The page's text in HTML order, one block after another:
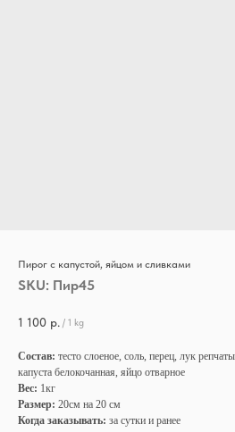
Пирог с капустой, яйцом и сливками
SKU: Пир45
1 100 р. / 1 kg
Состав: тесто слоеное, соль, перец, лук
капуста белокочанная, яйцо отварное
Вес: 1кг
Размер: 20см на 20 см
Когда заказывать: за сутки и ранее